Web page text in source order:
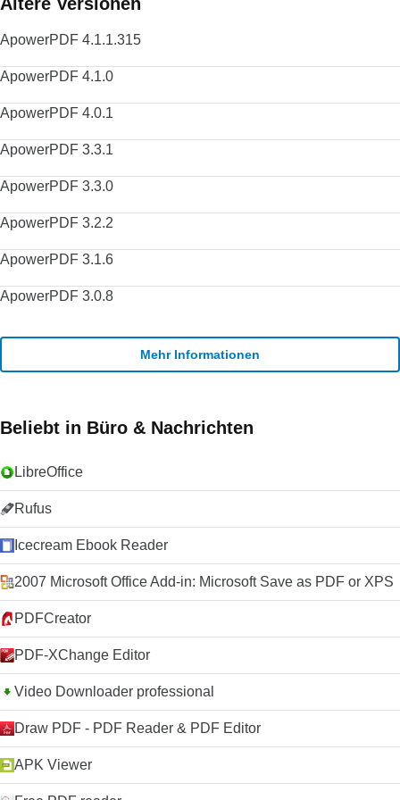
ApowerPDF 4.1.1.315
ApowerPDF 4.1.0
ApowerPDF 4.0.1
ApowerPDF 3.3.1
ApowerPDF 3.3.0
ApowerPDF 3.2.2
ApowerPDF 3.1.6
ApowerPDF 3.0.8
Mehr Informationen
Beliebt in Büro & Nachrichten
LibreOffice
Rufus
Icecream Ebook Reader
2007 Microsoft Office Add-in: Microsoft Save as PDF or XPS
PDFCreator
PDF-XChange Editor
Video Downloader professional
Draw PDF - PDF Reader & PDF Editor
APK Viewer